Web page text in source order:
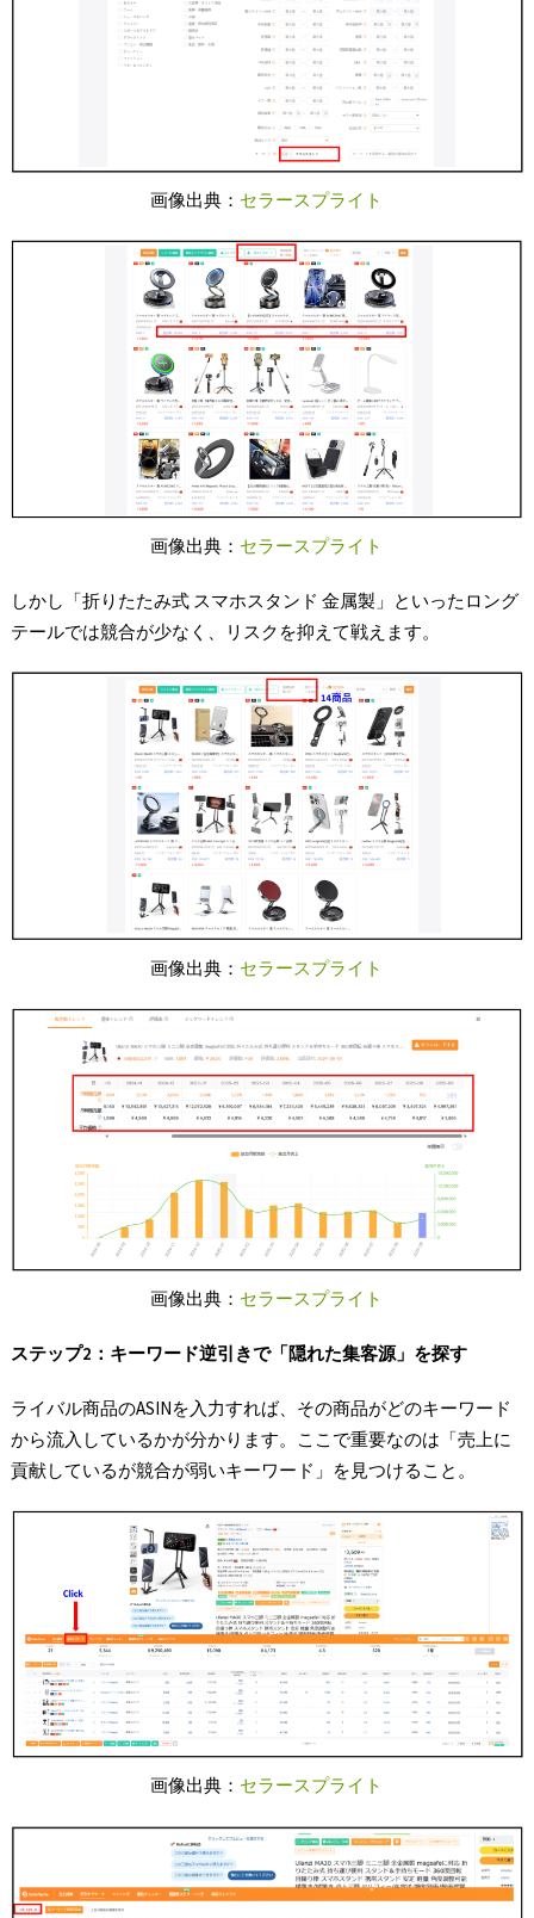
画像出典： セラースプライト
画像出典： セラースプライト
しかし「折りたたみ式 スマホスタンド 金属製」といったロング
テールでは競合が少なく、リスクを抑えて戦えます。
画像出典： セラースプライト
画像出典： セラースプライト
ステップ2 ：キーワード逆引きで「隠れた集客源」を探す
ライバル商品のASINを入力すれば、その商品がどのキーワード
から流入しているかが分かります。ここで重要なのは「売上に
貢献しているが競合が弱いキーワード」を見つけること。
画像出典： セラースプライト